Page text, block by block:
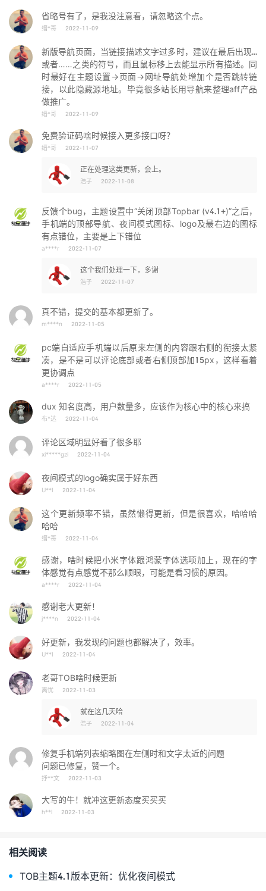
省略号有了，是我没注意看，请忽略这个点。
缙*哥 2022-11-09
新版导航页面，当链接描述文字过多时，建议在最后出现...
或者……之类的符号，而且鼠标移上去能显示所有描述。同
时最好在主题设置→页面→网址导航处增加个是否跳转链
接，以此隐藏源地址。毕竟很多站长用导航来整理aff产品
做推广。
缙*哥 2022-11-09
免费验证码啥时候接入更多接口呀？
缙*哥 2022-11-07
正在处理这类更新，会上。
浩子 2022-11-08
反馈个bug，主题设置中“关闭顶部Topbar (v4.1+)”之后，
手机端的顶部导航、夜间模式图标、logo及最右边的图标
有点错位，主要是上下错位
a****r 2022-11-07
这个我们处理一下，多谢
浩子 2022-11-07
真不错，提交的基本都更新了。
m****n 2022-11-05
pc端自适应手机端以后原来左侧的内容跟右侧的衔接太紧
凑，是不是可以评论底部或者右侧顶部加15px，这样看着
更协调点
a****r 2022-11-05
dux 知名度高，用户数量多，应该作为核心中的核心来搞
布*达 2022-11-04
评论区域明显好看了很多耶
xi*****gzi 2022-11-04
夜间模式的logo确实属于好东西
U**I 2022-11-04
这个更新频率不错，虽然懒得更新，但是很喜欢，哈哈哈
哈哈
缙*哥 2022-11-04
感谢，啥时候把小米字体跟鸿蒙字体选项加上，现在的字
体感觉有点感觉不那么顺眼，可能是看习惯的原因。
a****r 2022-11-04
感谢老大更新！
j****n 2022-11-04
好更新，我发现的问题也都解决了，效率。
U**I 2022-11-04
老哥TOB啥时候更新
离忧 2022-11-03
就在这几天哈
浩子 2022-11-04
修复手机端列表缩略图在左侧时和文字太近的问题
问题已修复，赞一个。
抒**文 2022-11-03
大写的牛！就冲这更新态度买买买
h**l 2022-11-03
相关阅读
TOB主题4.1版本更新：优化夜间模式